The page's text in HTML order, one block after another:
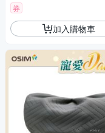
券
加入購物車